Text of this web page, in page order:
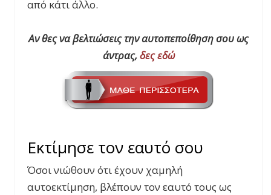
από κάτι άλλο.
Αν θες να βελτιώσεις την αυτοπεποίθηση σου ως
άντρας, δες εδώ
Εκτίμησε τον εαυτό σου
Όσοι νιώθουν ότι έχουν χαμηλή
αυτοεκτίμηση, βλέπουν τον εαυτό τους ως